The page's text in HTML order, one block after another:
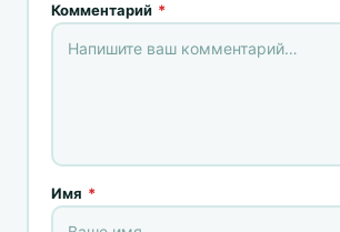
Комментарий *
Имя *